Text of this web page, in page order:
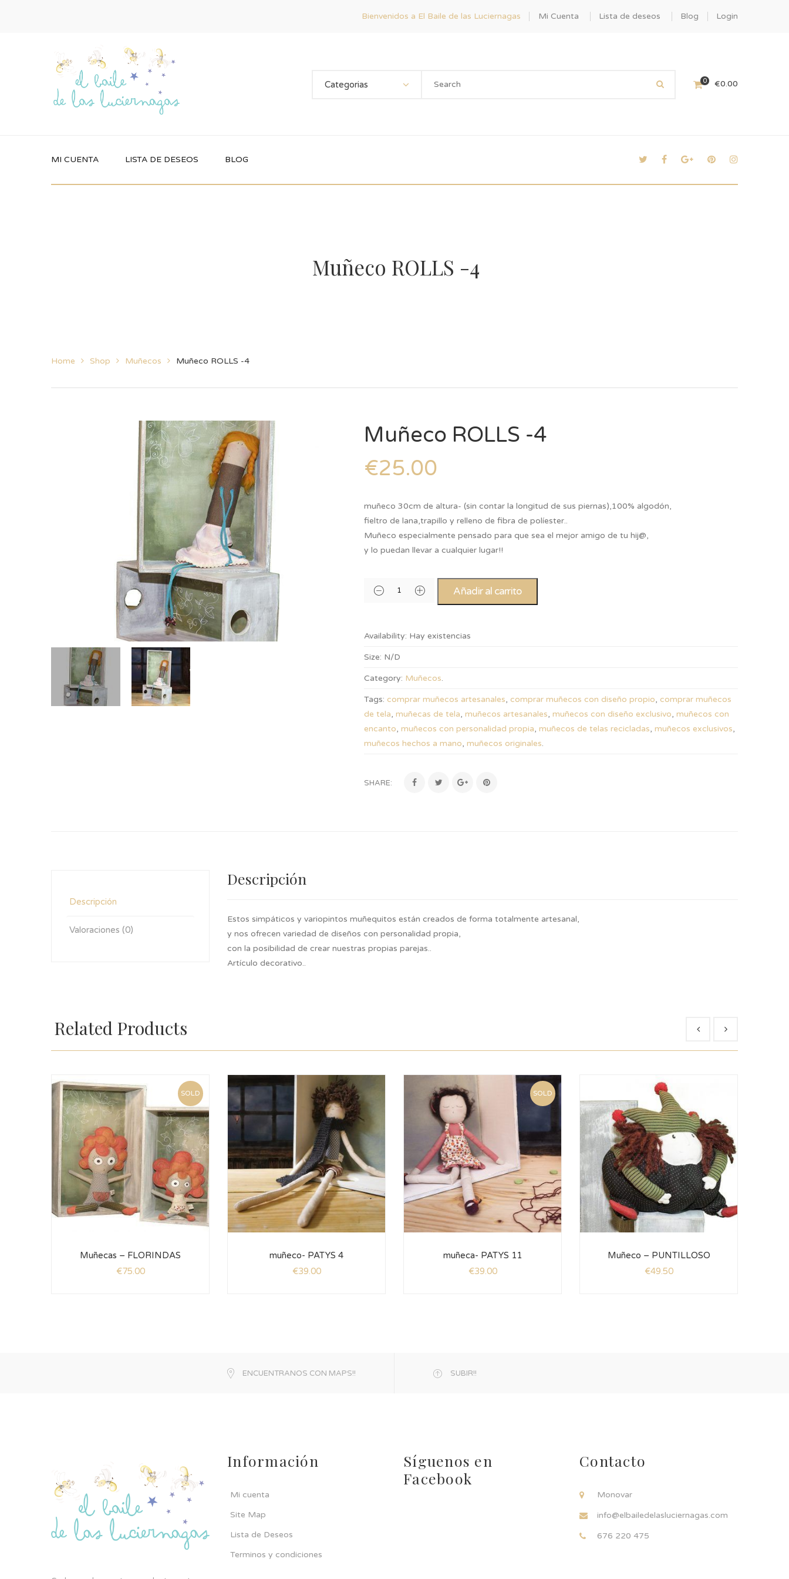
Bienvenidos a El Baile de las Luciernagas Mi Cuenta Lista de deseos Blog Login
Categorias 0 €0.00
MI CUENTA LISTA DE DESEOS BLOG
Muñeco ROLLS -4
Home Shop Muñecos Muñeco ROLLS -4
Muñeco ROLLS -4
€25.00
muñeco 30cm de altura- (sin contar la longitud de sus piernas),100% algodón,
fieltro de lana,trapillo y relleno de fibra de políester..
Muñeco especialmente pensado para que sea el mejor amigo de tu hij@,
y lo puedan llevar a cualquier lugar!!
Añadir al carrito
Availability: Hay existencias
Size: N/D
Category: Muñecos.
Tags: comprar muñecos artesanales,comprar muñecos con diseño propio,comprar muñecos
de tela,muñecas de tela,muñecos artesanales,muñecos con diseño exclusivo,muñecos con
encanto,muñecos con personalidad propia,muñecos de telas recicladas,muñecos exclusivos,
muñecos hechos a mano,muñecos originales.
SHARE:
Descripción
Valoraciones (0)
Descripción
Estos simpáticos y variopintos muñequitos están creados de forma totalmente artesanal,
y nos ofrecen variedad de diseños con personalidad propia,
con la posibilidad de crear nuestras propias parejas..
Artículo decorativo..
Related Products
SOLD
Muñecas – FLORINDAS
€75.00
muñeco- PATYS 4
€39.00
SOLD
muñeca- PATYS 11
€39.00
Muñeco – PUNTILLOSO
€49.50
ENCUENTRANOS CON MAPS!! SUBIR!!
Información
Mi cuenta
Site Map
Lista de Deseos
Terminos y condiciones
Síguenos en
Facebook
Contacto
Monovar
info@elbailedelasluciernagas.com
676 220 475